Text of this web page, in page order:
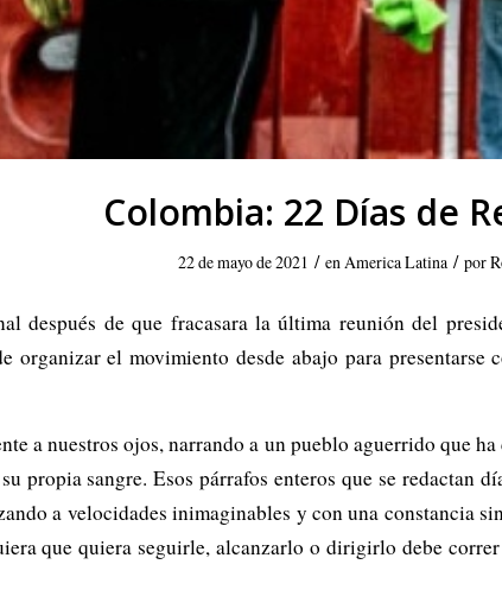
Colombia: 22 Días de
22 de mayo de 2021 / en America Latina / por
después de que fracasara la última reunión del
organizar el movimiento desde abajo para
a nuestros ojos, narrando a un pueblo aguerrido que
propia sangre. Esos párrafos enteros que se redactan
a velocidades inimaginables y con una constancia
que quiera seguirle, alcanzarlo o dirigirlo debe